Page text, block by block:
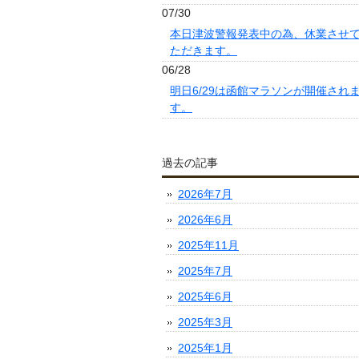
07/30
本日津波警報発表中の為、休業させ
ただきます。
06/28
明日6/29は函館マラソンが開催され
す。
過去の記事
2026年7月
2026年6月
2025年11月
2025年7月
2025年6月
2025年3月
2025年1月